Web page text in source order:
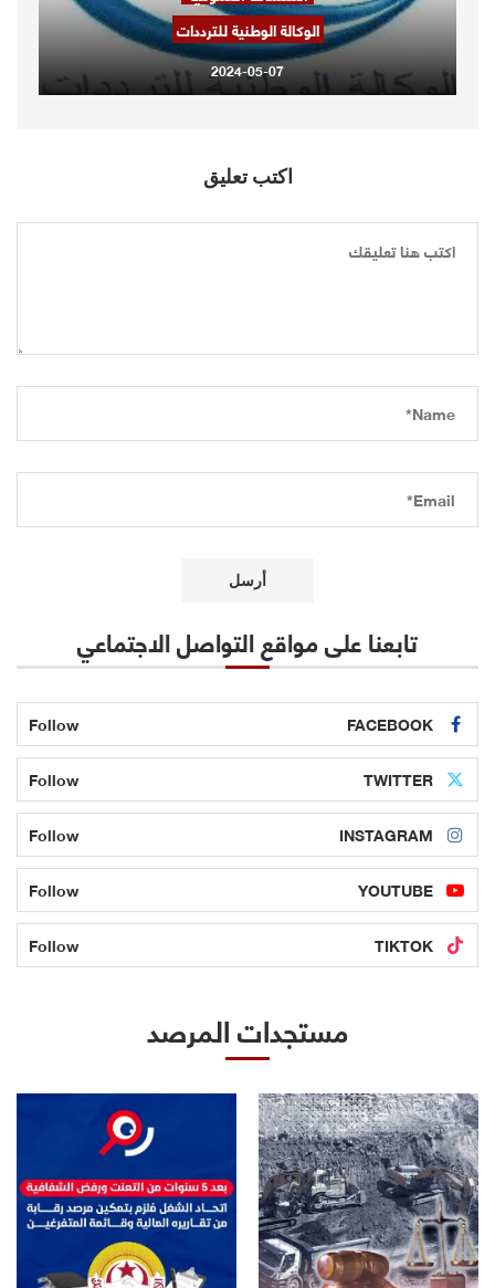
الوكالة الوطنية للترددات
2024-05-07
اكتب تعليق
تابعنا على مواقع التواصل الاجتماعي
FACEBOOK
Follow
TWITTER
Follow
INSTAGRAM
Follow
YOUTUBE
Follow
TIKTOK
Follow
مستجدات المرصد